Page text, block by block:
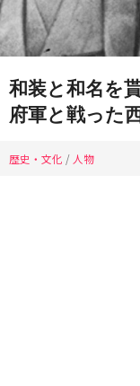
和装と和名を
府軍と戦った
歴史・文化 / 人物